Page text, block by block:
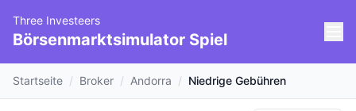
Three Investeers
Börsenmarktsimulator Spiel
Startseite / Broker / Andorra / Niedrige Gebühren